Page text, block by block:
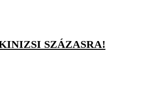
SZÁZASRA!